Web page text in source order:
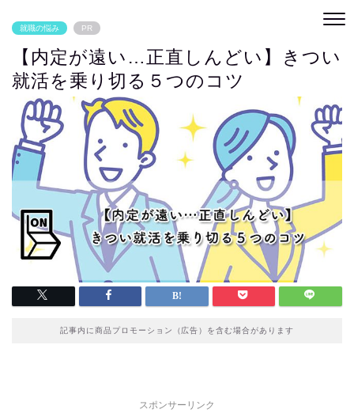
就職の悩み PR
【内定が遠い…正直しんどい】きつい
就活を乗り切る５つのコツ
記事内に商品プロモーション（広告）を含む場合があります
スポンサーリンク